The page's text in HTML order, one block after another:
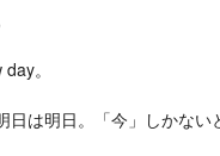
day。
日は明日。「今」しかない